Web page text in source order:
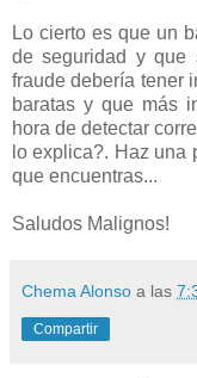
Lo cierto es que un
de seguridad y que
fraude debería tener
baratas y que más
hora de detectar
lo explica?. Haz una
que encuentras...
Saludos Malignos!
Chema Alonso a las
Compartir